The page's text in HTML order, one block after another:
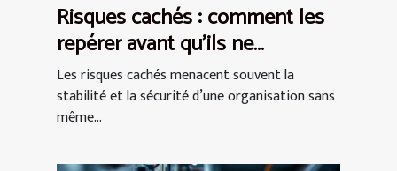
Risques cachés : comment les
repérer avant qu’ils ne
deviennent des bombes à
retardement
Les risques cachés menacent souvent la
stabilité et la sécurité d’une organisation sans
même...